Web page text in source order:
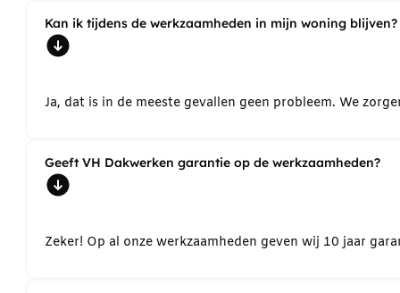
Kan ik tijdens de werkzaamheden in mijn woning blijven?
Ja, dat is in de meeste gevallen geen probleem. We
Geeft VH Dakwerken garantie op de werkzaamheden?
Zeker! Op al onze werkzaamheden geven wij 10 jaar